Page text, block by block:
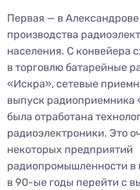
Первая — в
производства
населения. С конвейера
в торговлю батарейные
«Искра», сетевые
выпуск радиоприемника
была отработана
радиоэлектроники. Это
некоторых предприятий
радиопромышленности в
в 90-ые годы перейти с